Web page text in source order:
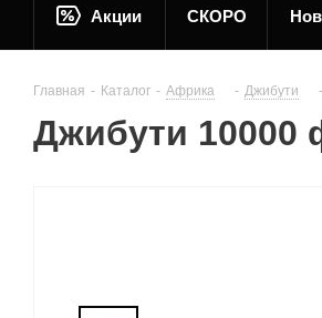
Акции СКОРО
Главная - Каталог - Африка - Джибути -
Джибути 10000